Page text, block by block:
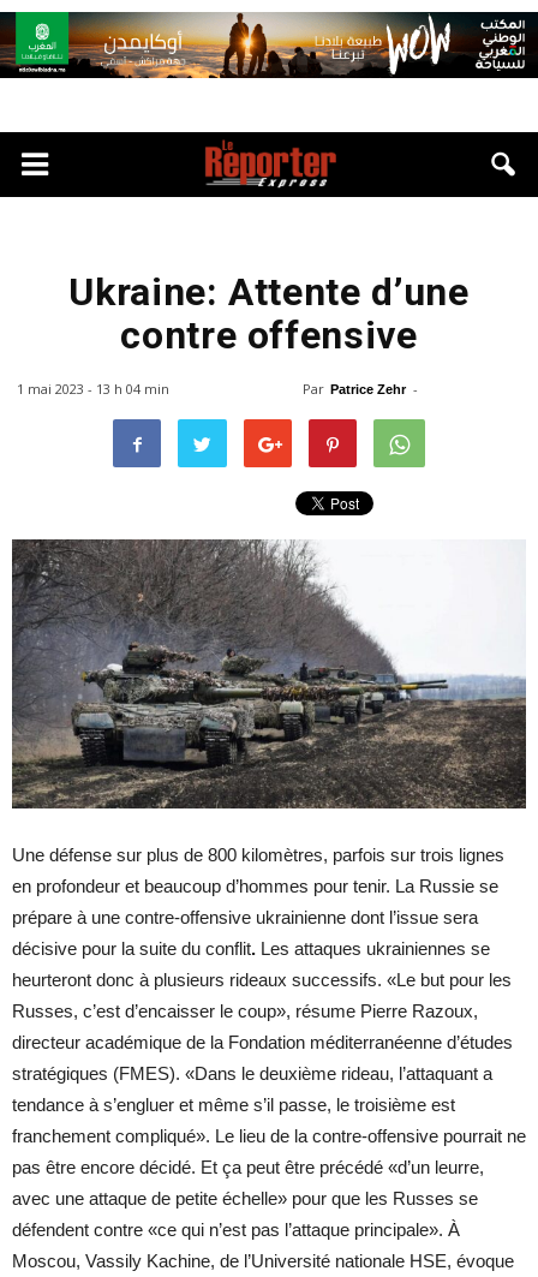
Ukraine: Attente d’une
contre offensive
Par Patrice Zehr -
1 mai 2023 - 13 h 04 min
Une défense sur plus de 800 kilomètres, parfois sur trois lignes
en profondeur et beaucoup d’hommes pour tenir. La Russie se
prépare à une contre-offensive ukrainienne dont l’issue sera
décisive pour la suite du conflit. Les attaques ukrainiennes se
heurteront donc à plusieurs rideaux successifs. «Le but pour les
Russes, c’est d’encaisser le coup», résume Pierre Razoux,
directeur académique de la Fondation méditerranéenne d’études
stratégiques (FMES). «Dans le deuxième rideau, l’attaquant a
tendance à s’engluer et même s’il passe, le troisième est
franchement compliqué». Le lieu de la contre-offensive pourrait ne
pas être encore décidé. Et ça peut être précédé «d’un leurre,
avec une attaque de petite échelle» pour que les Russes se
défendent contre «ce qui n’est pas l’attaque principale». À
Moscou, Vassily Kachine, de l’Université nationale HSE, évoque